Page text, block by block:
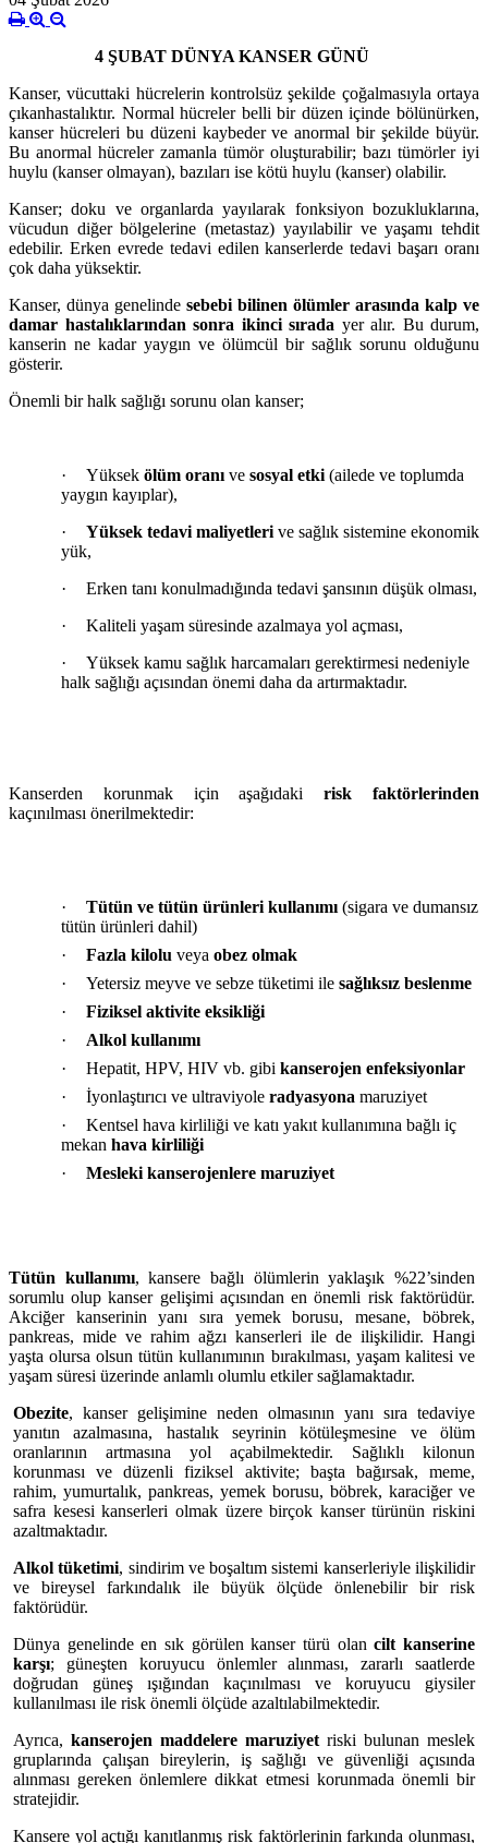
4 ŞUBAT DÜNYA KANSER GÜNÜ
Kanser, vücuttaki hücrelerin kontrolsüz şekilde çoğalmasıyla ortaya
çıkanhastalıktır. Normal hücreler belli bir düzen içinde bölünürken,
kanser hücreleri bu düzeni kaybeder ve anormal bir şekilde büyür.
Bu anormal hücreler zamanla tümör oluşturabilir; bazı tümörler iyi
huylu (kanser olmayan), bazıları ise kötü huylu (kanser) olabilir.
Kanser; doku ve organlarda yayılarak fonksiyon bozukluklarına,
vücudun diğer bölgelerine (metastaz) yayılabilir ve yaşamı tehdit
edebilir. Erken evrede tedavi edilen kanserlerde tedavi başarı oranı
çok daha yüksektir.
Kanser, dünya genelinde sebebi bilinen ölümler arasında kalp ve
damar hastalıklarından sonra ikinci sırada yer alır. Bu durum,
kanserin ne kadar yaygın ve ölümcül bir sağlık sorunu olduğunu
gösterir.
Önemli bir halk sağlığı sorunu olan kanser;
· Yüksek ölüm oranı ve sosyal etki (ailede ve toplumda
yaygın kayıplar),
·
Yüksek tedavi maliyetleri ve sağlık sistemine ekonomik
yük,
·
Erken tanı konulmadığında tedavi şansının düşük olması,
·
Kaliteli yaşam süresinde azalmaya yol açması,
·
Yüksek kamu sağlık harcamaları gerektirmesi nedeniyle
halk sağlığı açısından önemi daha da artırmaktadır.
Kanserden korunmak için aşağıdakirisk faktörlerinden
kaçınılması önerilmektedir:
· Tütün ve tütün ürünleri kullanımı(sigara ve dumansız
tütün ürünleri dahil)
·
Fazla kilolu veya obez olmak
·
Yetersiz meyve ve sebze tüketimi ile sağlıksız beslenme
·
Fiziksel aktivite eksikliği
·
Alkol kullanımı
·
Hepatit, HPV, HIV vb. gibi kanserojen enfeksiyonlar
·
İyonlaştırıcı ve ultraviyole radyasyona maruziyet
·
Kentsel hava kirliliği ve katı yakıt kullanımına bağlı iç
mekan hava kirliliği
·
Mesleki kanserojenlere maruziyet
Tütün kullanımı, kansere bağlı ölümlerin yaklaşık %22’sinden
sorumlu olup kanser gelişimi açısından en önemli risk faktörüdür.
Akciğer kanserinin yanı sıra yemek borusu, mesane, böbrek,
pankreas, mide ve rahim ağzı kanserleri ile de ilişkilidir. Hangi
yaşta olursa olsun tütün kullanımının bırakılması, yaşam kalitesi ve
yaşam süresi üzerinde anlamlı olumlu etkiler sağlamaktadır.
Obezite, kanser gelişimine neden olmasının yanı sıra tedaviye
yanıtın azalmasına, hastalık seyrinin kötüleşmesine ve ölüm
oranlarının artmasına yol açabilmektedir. Sağlıklı kilonun
korunması ve düzenli fiziksel aktivite; başta bağırsak, meme,
rahim, yumurtalık, pankreas, yemek borusu, böbrek, karaciğer ve
safra kesesi kanserleri olmak üzere birçok kanser türünün riskini
azaltmaktadır.
Alkol tüketimi, sindirim ve boşaltım sistemi kanserleriyle ilişkilidir
ve bireysel farkındalık ile büyük ölçüde önlenebilir bir risk
faktörüdür.
Dünya genelinde en sık görülen kanser türü olancilt kanserine
karşı; güneşten koruyucu önlemler alınması, zararlı saatlerde
doğrudan güneş ışığından kaçınılması ve koruyucu giysiler
kullanılması ile risk önemli ölçüde azaltılabilmektedir.
Ayrıca,kanserojen maddelere maruziyet riski bulunan meslek
gruplarında çalışan bireylerin, iş sağlığı ve güvenliği açısında
alınması gereken önlemlere dikkat etmesi korunmada önemli bir
stratejidir.
Kansere yol açtığı kanıtlanmış risk faktörlerinin farkında olunması,